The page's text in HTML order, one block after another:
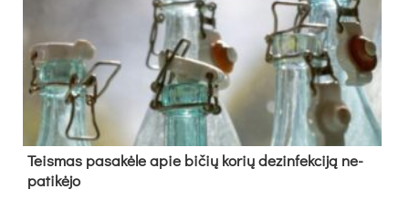
Teis­mas pa­sa­kė­le apie bi­čių ko­rių de­zin­fek­ci­ją ne­
pa­ti­kė­jo